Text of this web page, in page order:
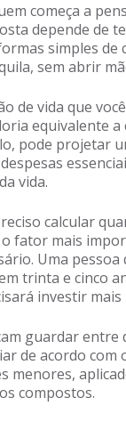
começa a
depende de
simples
sem abrir
de vida que
equivalente a
pode projetar
vida.
calcular
fator mais
Uma
trinta e cinco
investir
guardar
de acordo com
menores,
compostos.